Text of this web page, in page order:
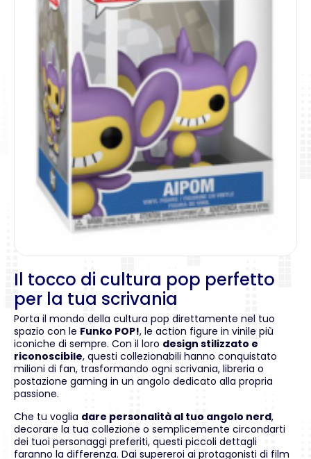
Il tocco di cultura pop perfetto
per la tua scrivania
Porta il mondo della cultura pop direttamente nel tuo
spazio con le Funko POP!, le action figure in vinile più
iconiche di sempre. Con il loro design stilizzato e
riconoscibile, questi collezionabili hanno conquistato
milioni di fan, trasformando ogni scrivania, libreria o
postazione gaming in un angolo dedicato alla propria
passione.
Che tu voglia dare personalità al tuo angolo nerd,
decorare la tua collezione o semplicemente circondarti
dei tuoi personaggi preferiti, questi piccoli dettagli
faranno la differenza. Dai supereroi ai protagonisti di film